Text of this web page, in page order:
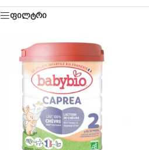
ფილტრი